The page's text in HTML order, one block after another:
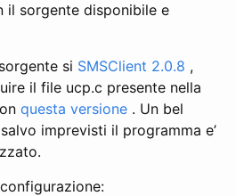
il sorgente disponibile e
si SMSClient 2.0.8 ,
il file ucp.c presente nella
questa versione . Un bel
imprevisti il programma e’